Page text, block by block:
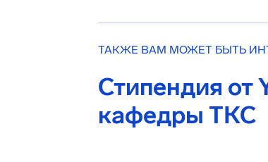
ТАКЖЕ ВАМ МОЖЕТ БЫТЬ
Стипендия от
кафедры ТКС